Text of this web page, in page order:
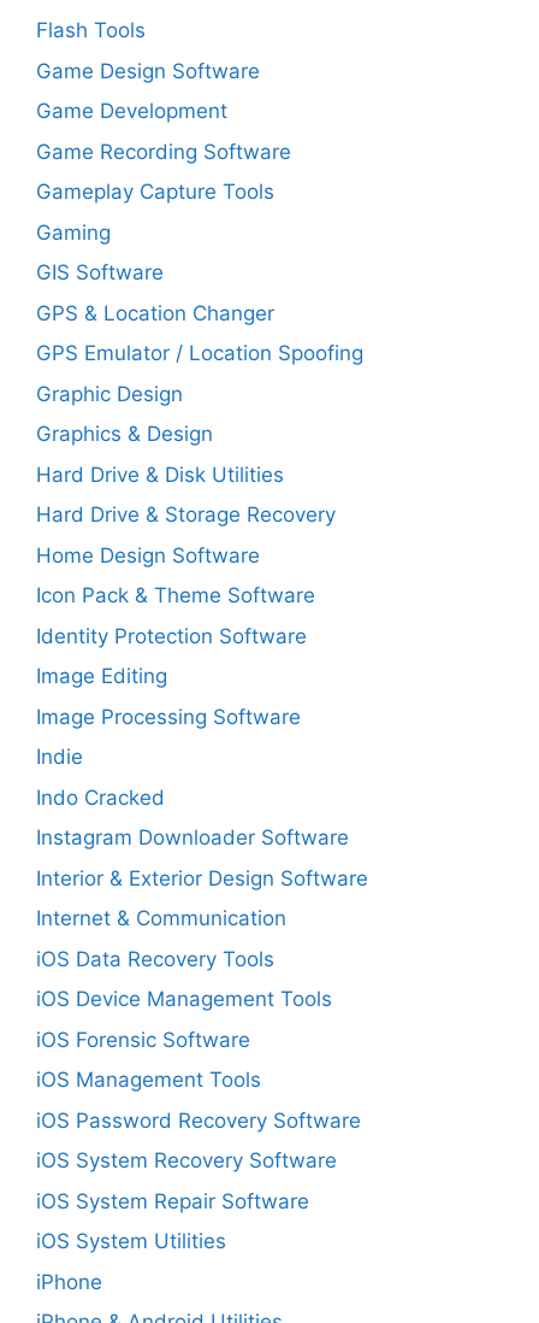
Flash Tools
Game Design Software
Game Development
Game Recording Software
Gameplay Capture Tools
Gaming
GIS Software
GPS & Location Changer
GPS Emulator / Location Spoofing
Graphic Design
Graphics & Design
Hard Drive & Disk Utilities
Hard Drive & Storage Recovery
Home Design Software
Icon Pack & Theme Software
Identity Protection Software
Image Editing
Image Processing Software
Indie
Indo Cracked
Instagram Downloader Software
Interior & Exterior Design Software
Internet & Communication
iOS Data Recovery Tools
iOS Device Management Tools
iOS Forensic Software
iOS Management Tools
iOS Password Recovery Software
iOS System Recovery Software
iOS System Repair Software
iOS System Utilities
iPhone